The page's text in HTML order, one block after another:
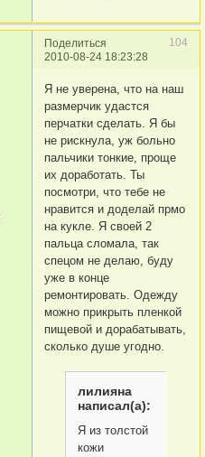
Поделиться
104
2010-08-24 18:23:28
Я не уверена, что на наш
размерчик удастся
перчатки сделать. Я бы
не рискнула, уж больно
пальчики тонкие, проще
их доработать. Ты
посмотри, что тебе не
нравится и доделай прмо
на кукле. Я своей 2
пальца сломала, так
спецом не делаю, буду
уже в конце
ремонтировать. Одежду
можно прикрыть пленкой
пищевой и дорабатывать,
сколько душе угодно.
лилияна
написал(а):
Я из толстой
кожи